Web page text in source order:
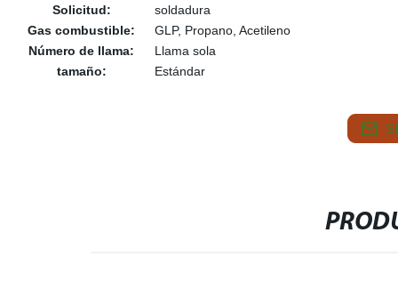
Solicitud:
soldadura
Gas combustible:
GLP, Propano, Acetileno
Número de llama:
Llama sola
tamaño:
Estándar